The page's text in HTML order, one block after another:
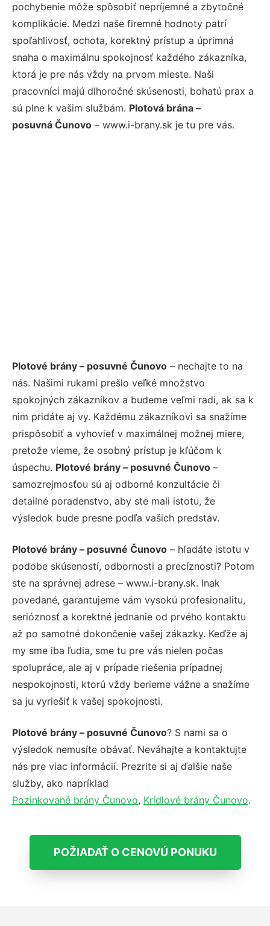
pochybenie môže spôsobiť nepríjemné a zbytočné
komplikácie. Medzi naše firemné hodnoty patrí
spoľahlivosť, ochota, korektný prístup a úprimná
snaha o maximálnu spokojnosť každého zákazníka,
ktorá je pre nás vždy na prvom mieste. Naši
pracovníci majú dlhoročné skúsenosti, bohatú prax a
sú plne k vašim službám. Plotová brána –
posuvná Čunovo – www.i-brany.sk je tu pre vás.
Plotové brány – posuvné Čunovo – nechajte to na
nás. Našimi rukami prešlo veľké množstvo
spokojných zákazníkov a budeme veľmi radi, ak sa k
nim pridáte aj vy. Každému zákazníkovi sa snažíme
prispôsobiť a vyhovieť v maximálnej možnej miere,
pretože vieme, že osobný prístup je kľúčom k
úspechu. Plotové brány – posuvné Čunovo –
samozrejmosťou sú aj odborné konzultácie či
detailné poradenstvo, aby ste mali istotu, že
výsledok bude presne podľa vašich predstáv.
Plotové brány – posuvné Čunovo – hľadáte istotu v
podobe skúseností, odbornosti a precíznosti? Potom
ste na správnej adrese – www.i-brany.sk. Inak
povedané, garantujeme vám vysokú profesionalitu,
serióznosť a korektné jednanie od prvého kontaktu
až po samotné dokončenie vašej zákazky. Keďže aj
my sme iba ľudia, sme tu pre vás nielen počas
spolupráce, ale aj v prípade riešenia prípadnej
nespokojnosti, ktorú vždy berieme vážne a snažíme
sa ju vyriešiť k vašej spokojnosti.
Plotové brány – posuvné Čunovo? S nami sa o
výsledok nemusíte obávať. Neváhajte a kontaktujte
nás pre viac informácií. Prezrite si aj ďalšie naše
služby, ako napríklad
Pozinkované brány Čunovo, Krídlové brány Čunovo.
POŽIADAŤ O CENOVÚ PONUKU